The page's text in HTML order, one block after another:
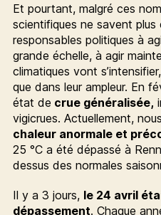
Et pourtant, malgré ces
scientifiques ne savent
responsables politiques à
grande échelle, à agir
climatiques vont
que dans leur ampleur. En
état de crue généralisée,
vigicrues. Actuellement,
chaleur anormale et
25 °C a été dépassé à
dessus des normales
Il y a 3 jours, le 24 avril
dépassement. Chaque